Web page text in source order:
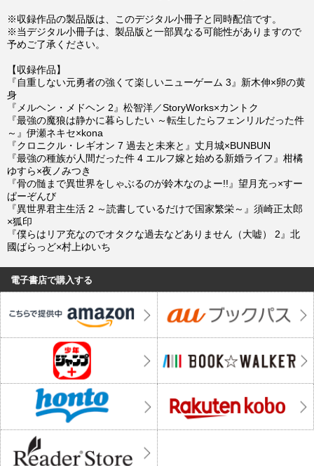
※収録作品の製品版は、このデジタル小冊子と同時配信です。
※当デジタル小冊子は、製品版と一部異なる可能性がありますので
予めご了承ください。
【収録作品】
『自重しない元勇者の強くて楽しいニューゲーム 3』新木伸×卵の黄
身
『メルヘン・メドヘン 2』松智洋／StoryWorks×カントク
『最強の魔狼は静かに暮らしたい ～転生したらフェンリルだった件
～』伊瀬ネキセ×kona
『クロニクル・レギオン 7 過去と未来と』丈月城×BUNBUN
『最強の種族が人間だった件 4 エルフ嫁と始める新婚ライフ』柑橘
ゆすら×夜ノみつき
『骨の髄まで異世界をしゃぶるのが鈴木なのよー!!』望月充っ×すー
ぱーぞんび
『異世界君主生活 2 ～読書しているだけで国家繁栄～』須崎正太郎
×狐印
『僕らはリア充なのでオタクな過去などありません（大嘘） 2』北
國ばらっど×村上ゆいち
電子書店で購入する